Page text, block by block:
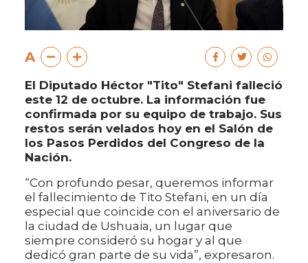
A
El Diputado Héctor "Tito" Stefani falleció
este 12 de octubre. La información fue
confirmada por su equipo de trabajo. Sus
restos serán velados hoy en el Salón de
los Pasos Perdidos del Congreso de la
Nación.
“Con profundo pesar, queremos informar
el fallecimiento de Tito Stefani, en un día
especial que coincide con el aniversario de
la ciudad de Ushuaia, un lugar que
siempre consideró su hogar y al que
dedicó gran parte de su vida”, expresaron.